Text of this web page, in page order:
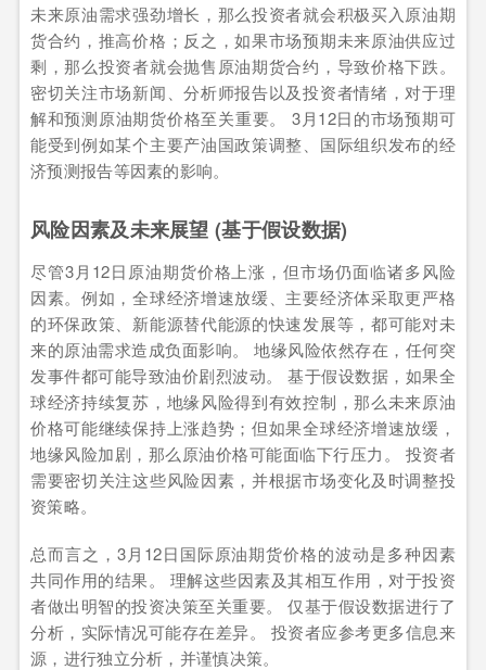
未来原油需求强劲增长，那么投资者就会积极买入原油期
货合约，推高价格；反之，如果市场预期未来原油供应过
剩，那么投资者就会抛售原油期货合约，导致价格下跌。
密切关注市场新闻、分析师报告以及投资者情绪，对于理
解和预测原油期货价格至关重要。 3月12日的市场预期可
能受到例如某个主要产油国政策调整、国际组织发布的经
济预测报告等因素的影响。
风险因素及未来展望 (基于假设数据)
尽管3月12日原油期货价格上涨，但市场仍面临诸多风险
因素。例如，全球经济增速放缓、主要经济体采取更严格
的环保政策、新能源替代能源的快速发展等，都可能对未
来的原油需求造成负面影响。 地缘风险依然存在，任何突
发事件都可能导致油价剧烈波动。 基于假设数据，如果全
球经济持续复苏，地缘风险得到有效控制，那么未来原油
价格可能继续保持上涨趋势；但如果全球经济增速放缓，
地缘风险加剧，那么原油价格可能面临下行压力。 投资者
需要密切关注这些风险因素，并根据市场变化及时调整投
资策略。
总而言之，3月12日国际原油期货价格的波动是多种因素
共同作用的结果。 理解这些因素及其相互作用，对于投资
者做出明智的投资决策至关重要。 仅基于假设数据进行了
分析，实际情况可能存在差异。 投资者应参考更多信息来
源，进行独立分析，并谨慎决策。